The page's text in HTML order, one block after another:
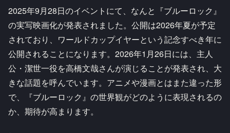
2025年9月28日のイベントにて、なんと『ブルーロック』
の実写映画化が発表されました。公開は2026年夏が予定
されており、ワールドカップイヤーという記念すべき年に
公開されることになります。2026年1月26日には、主人
公・潔世一役を高橋文哉さんが演じることが発表され、大
きな話題を呼んでいます。アニメや漫画とはまた違った形
で、『ブルーロック』の世界観がどのように表現されるの
か、期待が高まります。